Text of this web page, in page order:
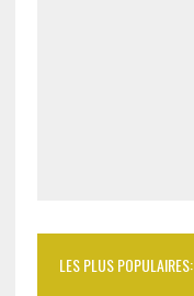
LES PLUS POPULAIRES: